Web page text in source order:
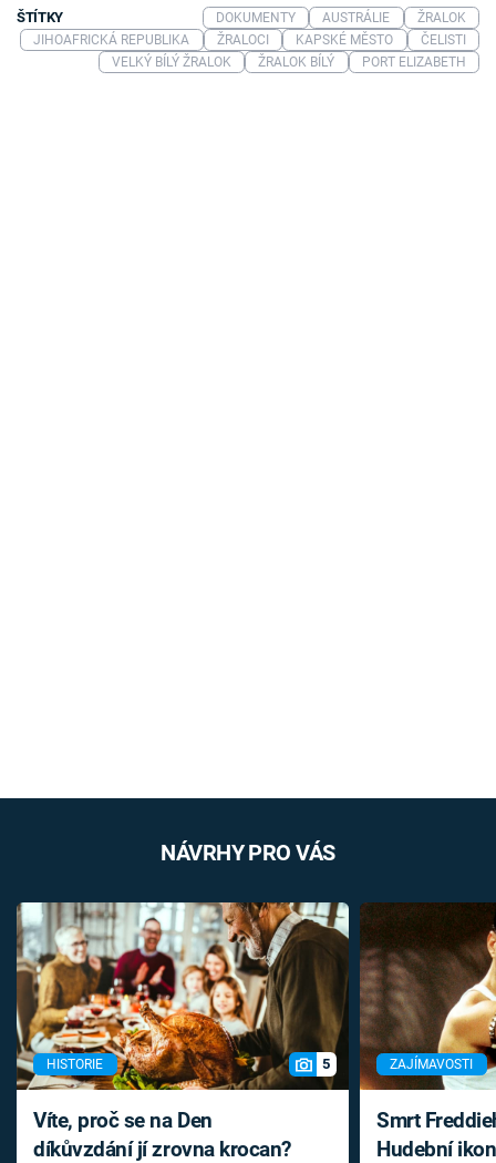
ŠTÍTKY DOKUMENTY AUSTRÁLIE
ŽRALOK
JIHOAFRICKÁ REPUBLIKA
ŽRALOCI KAPSKÉ MĚSTO
ČELISTI
VELKÝ BÍLÝ ŽRALOK
ŽRALOK BÍLÝ PORT ELIZABETH
NÁVRHY PRO VÁS
HISTORIE 5
Víte, proč se na Den
díkůvzdání jí zrovna krocan?
ZAJÍMAVOSTI
Smrt
Hudební